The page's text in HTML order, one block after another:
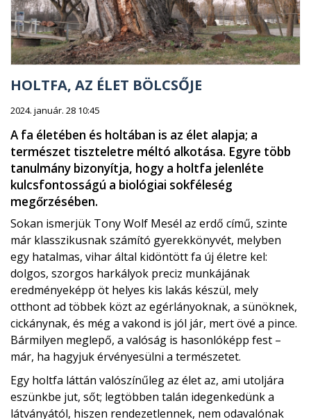
HOLTFA, AZ ÉLET BÖLCSŐJE
2024. január. 28 10:45
A fa életében és holtában is az élet alapja; a
természet tiszteletre méltó alkotása. Egyre több
tanulmány bizonyítja, hogy a holtfa jelenléte
kulcsfontosságú a biológiai sokféleség
megőrzésében.
Sokan ismerjük Tony Wolf Mesél az erdő című, szinte
már klasszikusnak számító gyerekkönyvét, melyben
egy hatalmas, vihar által kidöntött fa új életre kel:
dolgos, szorgos harkályok preciz munkájának
eredményeképp öt helyes kis lakás készül, mely
otthont ad többek közt az egérlányoknak, a sünöknek,
cickánynak, és még a vakond is jól jár, mert övé a pince.
Bármilyen meglepő, a valóság is hasonlóképp fest –
már, ha hagyjuk érvényesülni a természetet.
Egy holtfa láttán valószínűleg az élet az, ami utoljára
eszünkbe jut, sőt; legtöbben talán idegenkedünk a
látványától, hiszen rendezetlennek, nem odavalónak